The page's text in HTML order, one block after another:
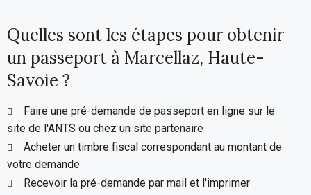
Quelles sont les étapes pour obtenir
un passeport à Marcellaz, Haute-
Savoie ?
Faire une pré-demande de passeport en ligne sur le
site de l'ANTS ou chez un site partenaire
Acheter un timbre fiscal correspondant au montant de
votre demande
Recevoir la pré-demande par mail et l'imprimer